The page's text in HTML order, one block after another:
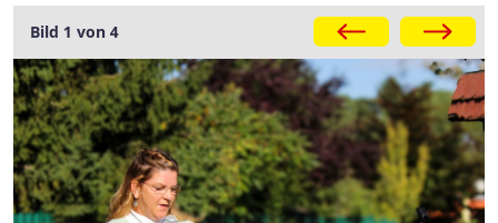
Galerie
Dirk, der Großstadt-Rock'n'Roller, sorgte mit seinen
musikalischen Darbietungen für gute Stimmung.
Foto: ASB RV Barnim e.V.
Bild 1 von 4